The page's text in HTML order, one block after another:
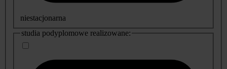
niestacjonarna
studia podyplomowe realizowane: